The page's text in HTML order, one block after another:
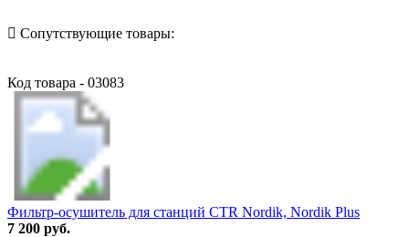
Сопутствующие товары:
Код товара - 03083
Фильтр-осушитель для станций CTR Nordik, Nordik Plus
7 200 руб.